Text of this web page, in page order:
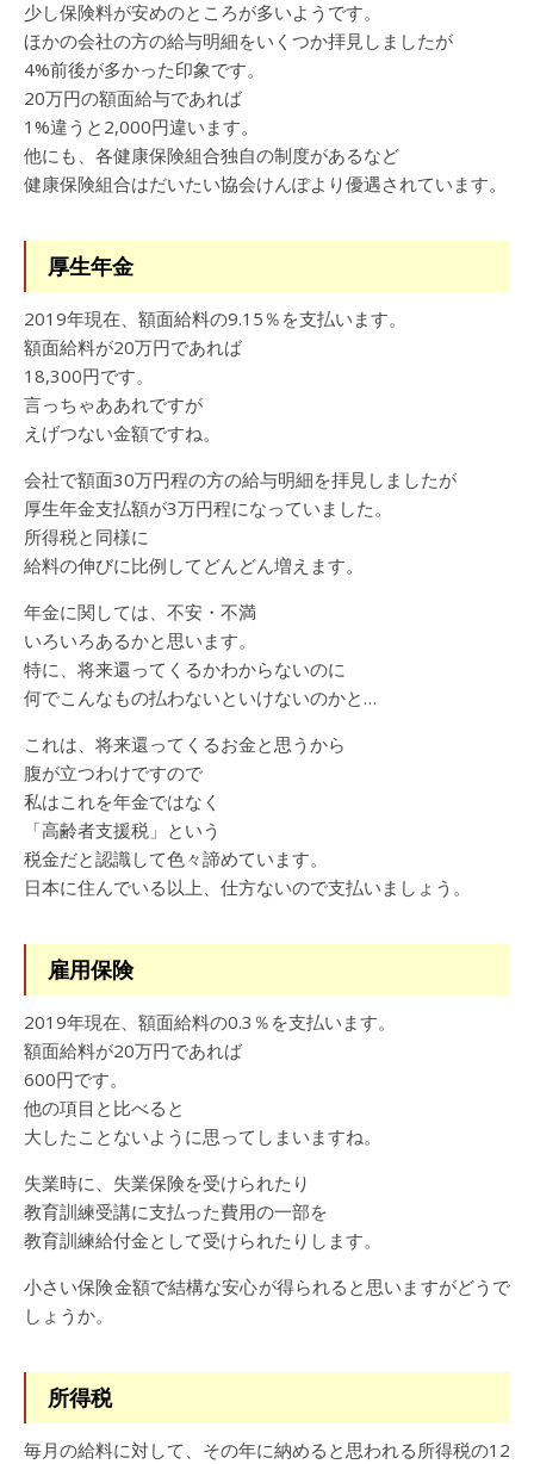
少し保険料が安めのところが多いようです。
ほかの会社の方の給与明細をいくつか拝見しましたが
4%前後が多かった印象です。
20万円の額面給与であれば
1%違うと2,000円違います。
他にも、各健康保険組合独自の制度があるなど
健康保険組合はだいたい協会けんぽより優遇されています。
厚生年金
2019年現在、額面給料の9.15％を支払います。
額面給料が20万円であれば
18,300円です。
言っちゃああれですが
えげつない金額ですね。
会社で額面30万円程の方の給与明細を拝見しましたが
厚生年金支払額が3万円程になっていました。
所得税と同様に
給料の伸びに比例してどんどん増えます。
年金に関しては、不安・不満
いろいろあるかと思います。
特に、将来還ってくるかわからないのに
何でこんなもの払わないといけないのかと…
これは、将来還ってくるお金と思うから
腹が立つわけですので
私はこれを年金ではなく
「高齢者支援税」という
税金だと認識して色々諦めています。
日本に住んでいる以上、仕方ないので支払いましょう。
雇用保険
2019年現在、額面給料の0.3％を支払います。
額面給料が20万円であれば
600円です。
他の項目と比べると
大したことないように思ってしまいますね。
失業時に、失業保険を受けられたり
教育訓練受講に支払った費用の一部を
教育訓練給付金として受けられたりします。
小さい保険金額で結構な安心が得られると思いますがどうで
しょうか。
所得税
毎月の給料に対して、その年に納めると思われる所得税の12